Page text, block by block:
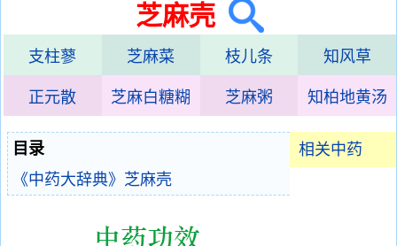
芝麻壳
支柱蓼 芝麻菜 枝儿条 知风草
正元散 芝麻白糖糊 芝麻粥 知柏地黄汤
相关中药
目录
《中药大辞典》芝麻壳